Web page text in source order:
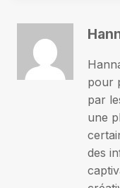
pour
par
une
des